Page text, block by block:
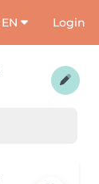
EN Login